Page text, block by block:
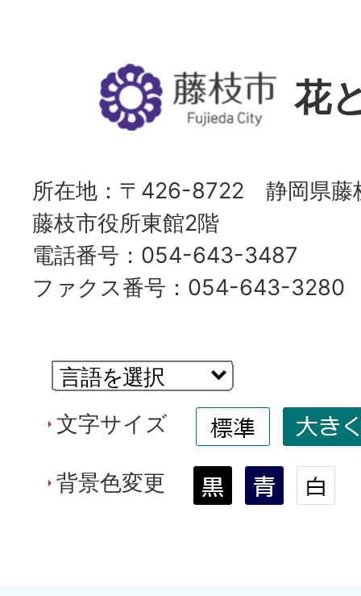
花
所在地： 〒426-8722 静岡県
藤枝市役所東館2階
電話番号： 054-643-3487
ファクス番号： 054-643-3280
文字サイズ
背景色変更